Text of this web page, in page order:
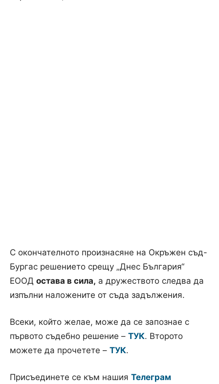
С окончателното произнасяне на Окръжен съд-
Бургас решението срещу „Днес България“
ЕООД остава в сила, а дружеството следва да
изпълни наложените от съда задължения.
Всеки, който желае, може да се запознае с
първото съдебно решение – ТУК. Второто
можете да прочетете – ТУК.
Присъединете се към нашия Телеграм